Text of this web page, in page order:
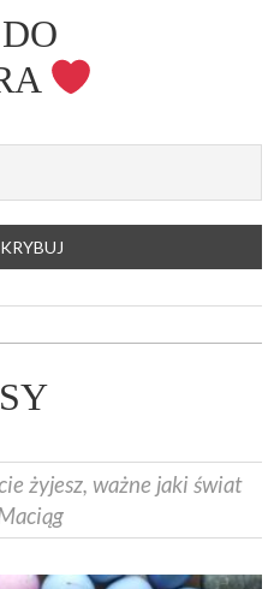
żyjesz, ważne jaki świat